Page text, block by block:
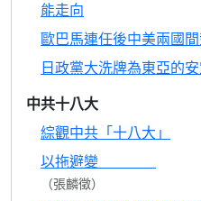
能走向
歐巴馬連任後中美兩國
日政黨大洗牌為東亞的
中共十八大
綜觀中共「十八大」
以拖避變
（張麟徵）